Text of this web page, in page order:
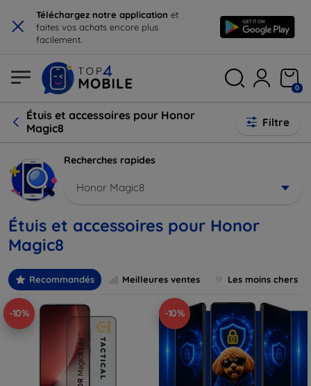
× Téléchargez notre application et
faites vos achats encore plus
facilement.
0
Étuis et accessoires pour Honor
Magic8
Filtre
Recherches rapides
Honor Magic8
Étuis et accessoires pour Honor
Magic8
Recommandés Meilleures ventes Les moins chers
-10% -10%